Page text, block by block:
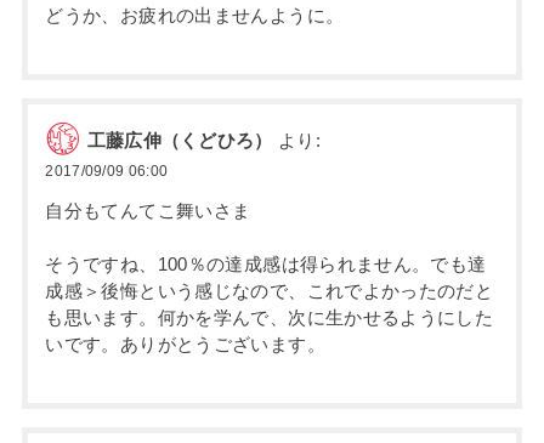
どうか、お疲れの出ませんように。
工藤広伸（くどひろ） より:
2017/09/09 06:00
自分もてんてこ舞いさま
そうですね、100％の達成感は得られません。でも達
成感＞後悔という感じなので、これでよかったのだと
も思います。何かを学んで、次に生かせるようにした
いです。ありがとうございます。